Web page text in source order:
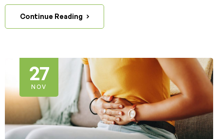
Continue Reading
27
NOV